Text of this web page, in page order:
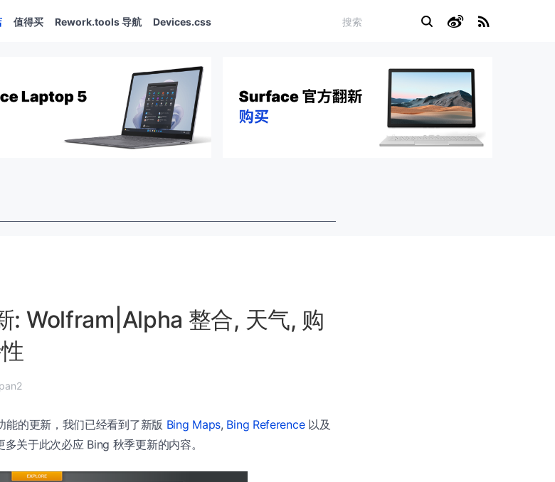
值得买 Rework.tools 导航 Devices.css
: Wolfram|Alpha 整合, 天气, 购
能的更新，我们已经看到了新版 Bing Maps, Bing Reference以及
多关于此次必应 Bing 秋季更新的内容。